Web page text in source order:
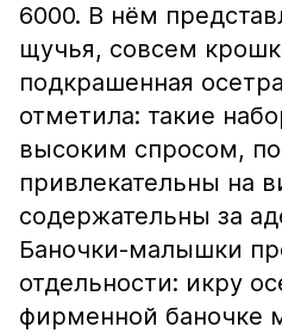
6000. В нём
щучья, совсем
подкрашенная
отметила: такие
высоким спросом,
привлекательны на
содержательны за
Баночки-малышки
отдельности: икру
фирменной баночке